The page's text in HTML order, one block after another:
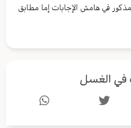
في هامش الإجابات إما مطابق
في الغسل